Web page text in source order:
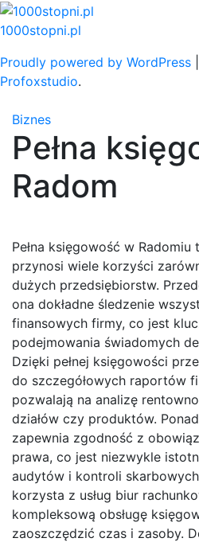
Skip
to
1000stopni.pl
Proudly powered by WordPress
Profoxstudio.
Biznes
Pełna
Radom
Pełna księgowość w
przynosi wiele korzyści
dużych przedsiębiorstw.
ona dokładne śledzenie
finansowych firmy, co jest
podejmowania świadomych
Dzięki pełnej księgowości
do szczegółowych raportów
pozwalają na analizę
działów czy produktów.
zapewnia zgodność z
prawa, co jest niezwykle
audytów i kontroli
korzysta z usług biur
kompleksową obsługę
zaoszczędzić czas i zasoby.